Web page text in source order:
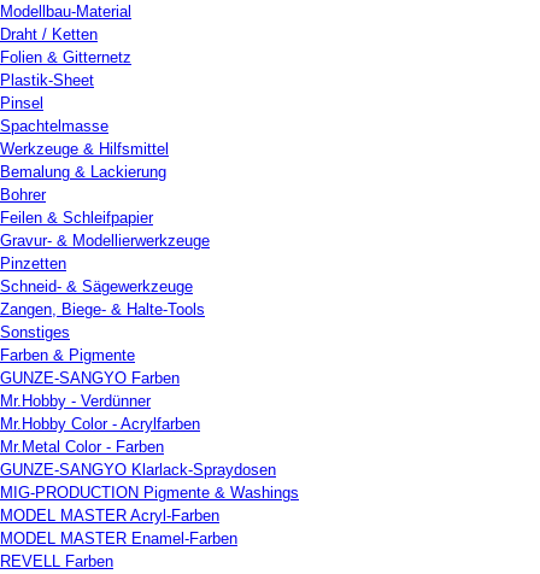
Modellbau-Material
Draht / Ketten
Folien & Gitternetz
Plastik-Sheet
Pinsel
Spachtelmasse
Werkzeuge & Hilfsmittel
Bemalung & Lackierung
Bohrer
Feilen & Schleifpapier
Gravur- & Modellierwerkzeuge
Pinzetten
Schneid- & Sägewerkzeuge
Zangen, Biege- & Halte-Tools
Sonstiges
Farben & Pigmente
GUNZE-SANGYO Farben
Mr.Hobby - Verdünner
Mr.Hobby Color - Acrylfarben
Mr.Metal Color - Farben
GUNZE-SANGYO Klarlack-Spraydosen
MIG-PRODUCTION Pigmente & Washings
MODEL MASTER Acryl-Farben
MODEL MASTER Enamel-Farben
REVELL Farben